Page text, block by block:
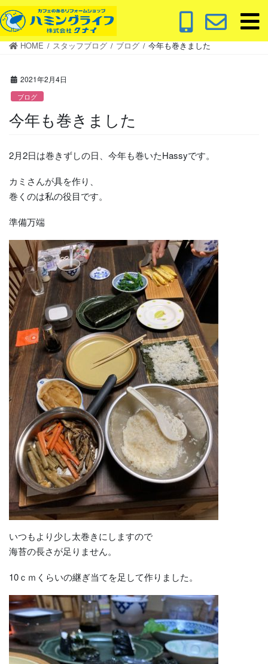
コ
ン
テ
ナ
ビ
ゲ
HOME スタッフブログ ブログ 今年も巻きました
2021年2月4日
ブログ
今年も巻きました
2月2日は巻きずしの日、今年も巻いたHassyです。
カミさんが具を作り、
巻くのは私の役目です。
準備万端
いつもより少し太巻きにしますので
海苔の長さが足りません。
10ｃｍくらいの継ぎ当てを足して作りました。